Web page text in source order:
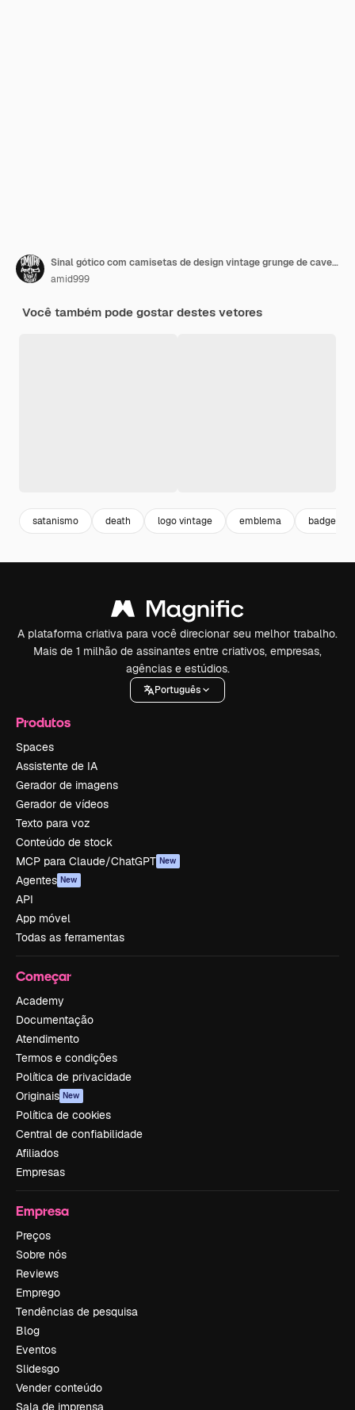
Sinal gótico com camisetas de design vintage grunge de caveira
amid999
Você também pode gostar destes vetores
satanismo death logo vintage emblema badge
A plataforma criativa para você direcionar seu melhor trabalho.
Mais de 1 milhão de assinantes entre criativos, empresas,
agências e estúdios.
Português
Produtos
Spaces
Assistente de IA
Gerador de imagens
Gerador de vídeos
Texto para voz
Conteúdo de stock
MCP para Claude/ChatGPT New
Agentes New
API
App móvel
Todas as ferramentas
Começar
Academy
Documentação
Atendimento
Termos e condições
Política de privacidade
Originais New
Política de cookies
Central de confiabilidade
Afiliados
Empresas
Empresa
Preços
Sobre nós
Reviews
Emprego
Tendências de pesquisa
Blog
Eventos
Slidesgo
Vender conteúdo
Sala de imprensa